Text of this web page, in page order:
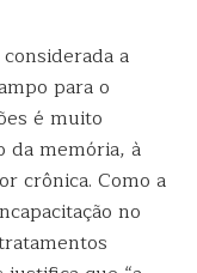
a
para o
é muito
da memória, à
crônica. Como a
no